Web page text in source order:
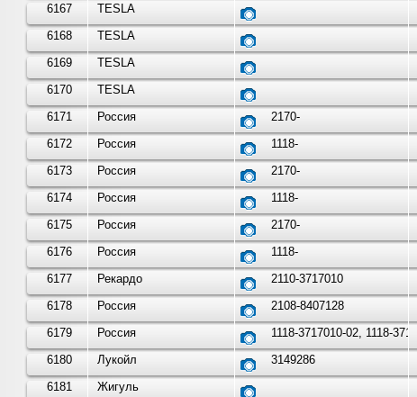
6167
TESLA
6168
TESLA
6169
TESLA
6170
TESLA
6171
Россия 2170-
6172
Россия 1118-
6173
Россия 2170-
6174
Россия 1118-
6175
Россия 2170-
6176
Россия 1118-
6177
Рекардо 2110-3717010
6178
Россия 2108-8407128
6179
Россия 1118-3717010-02, 1118-371
6180
Лукойл 3149286
6181
Жигуль